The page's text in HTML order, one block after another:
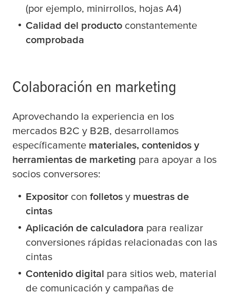
(por ejemplo, minirrollos, hojas A4)
Calidad del producto constantemente
comprobada
Colaboración en marketing
Aprovechando la experiencia en los
mercados B2C y B2B, desarrollamos
específicamente materiales, contenidos y
herramientas de marketing para apoyar a los
socios conversores:
Expositor con folletos y muestras de
cintas
Aplicación de calculadora para realizar
conversiones rápidas relacionadas con las
cintas
Contenido digital para sitios web, material
de comunicación y campañas de